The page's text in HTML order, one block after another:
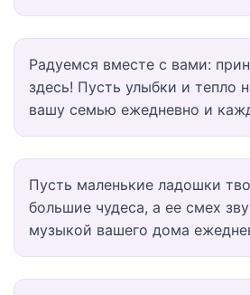
Радуемся вместе с вами:
здесь! Пусть улыбки и тепло
вашу семью ежедневно и
Пусть маленькие ладошки
большие чудеса, а ее смех
музыкой вашего дома